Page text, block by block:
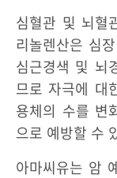
심혈관 및 뇌혈
리놀렌산은 심
심근경색 및 뇌
므로 자극에 대
용체의 수를 변
으로 예방할 수
아마씨유는 암